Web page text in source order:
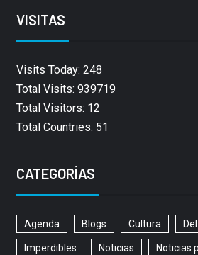
VISITAS
Visits Today: 248
Total Visits: 939719
Total Visitors: 12
Total Countries: 51
CATEGORÍAS
Agenda Blogs Cultura
Imperdibles Noticias Noticias